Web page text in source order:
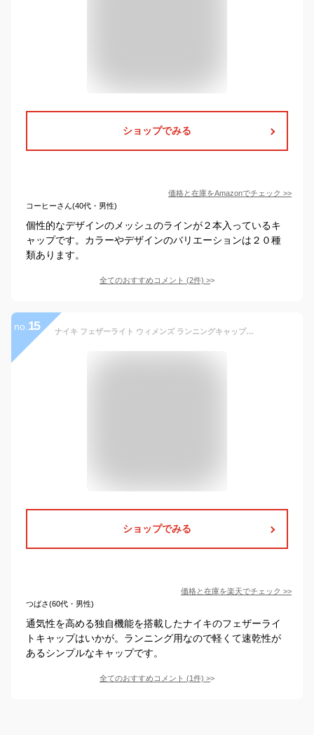
ショップでみる
価格と在庫をAmazonでチェック >>
コーヒーさん(40代・男性)
個性的なデザインのメッシュのラインが２本入っているキ
ャップです。カラーやデザインのバリエーションは２０種
類あります。
全てのおすすめコメント (2件) >
no. 15 ナイキ フェザーライト ウィメンズ ランニングキャップアパレル レディース スポーツ ランニング ジョギング 帽子 サステナブル
ショップでみる
価格と在庫を楽天でチェック >>
つばさ(60代・男性)
通気性を高める独自機能を搭載したナイキのフェザーライ
トキャップはいかが。ランニング用なので軽くて速乾性が
あるシンプルなキャップです。
全てのおすすめコメント (1件) >